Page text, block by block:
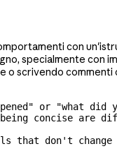
con
specialmente
commenti
or "what
concise are
that don't